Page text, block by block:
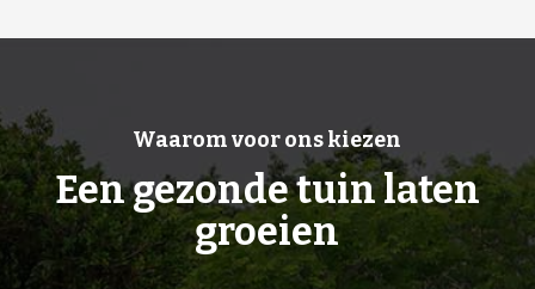
Waarom voor ons kiezen
Een gezonde tuin laten
groeien